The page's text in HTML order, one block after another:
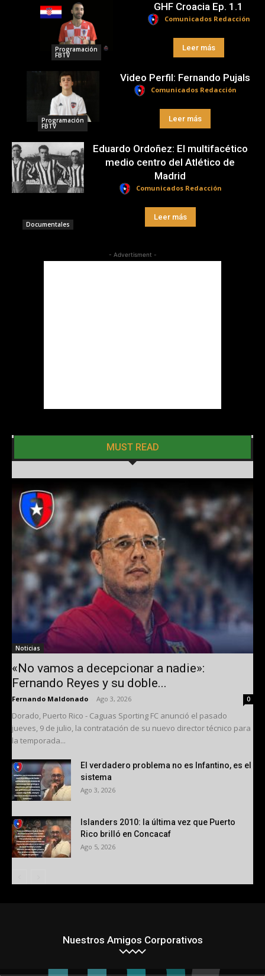
Programación
FBTV
GHF Croacia Ep. 1.1
Comunicados Redacción
Leer más
Programación
FBTV
Video Perfil: Fernando Pujals
Comunicados Redacción
Leer más
Documentales
Eduardo Ordoñez: El multifacético
medio centro del Atlético de
Madrid
Comunicados Redacción
Leer más
- Advertisment -
MUST READ
Noticias
«No vamos a decepcionar a nadie»:
Fernando Reyes y su doble...
Fernando Maldonado Ago 3, 2026 0
Dorado, Puerto Rico - Caguas Sporting FC anunció el pasado
jueves, 9 de julio, la contratación de su nuevo director técnico para
la temporada...
El verdadero problema no es Infantino, es el
sistema
Ago 3, 2026
Islanders 2010: la última vez que Puerto
Rico brilló en Concacaf
Ago 5, 2026
Nuestros Amigos Corporativos